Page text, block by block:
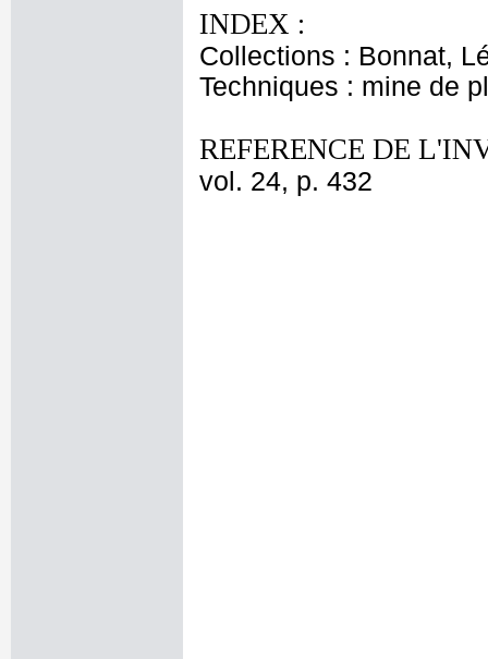
INDEX :
Collections : Bonnat,
Techniques : mine de
REFERENCE DE
vol. 24, p. 432